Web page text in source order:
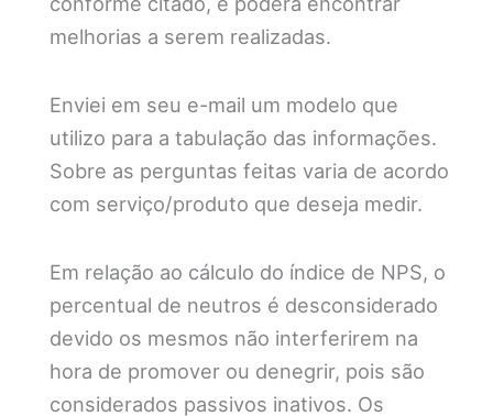
melhorias a serem realizadas.
Enviei em seu e-mail um modelo que
utilizo para a tabulação das informações.
Sobre as perguntas feitas varia de acordo
com serviço/produto que deseja medir.
Em relação ao cálculo do índice de NPS, o
percentual de neutros é desconsiderado
devido os mesmos não interferirem na
hora de promover ou denegrir, pois são
considerados passivos inativos. Os